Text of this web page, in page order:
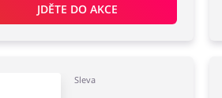
JDĚTE DO AKCE
Sleva